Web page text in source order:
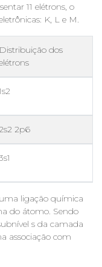
11 elétrons, o
K, L e M.
Distribuição dos
2p6
ligação química
do átomo. Sendo
s da camada
associação com